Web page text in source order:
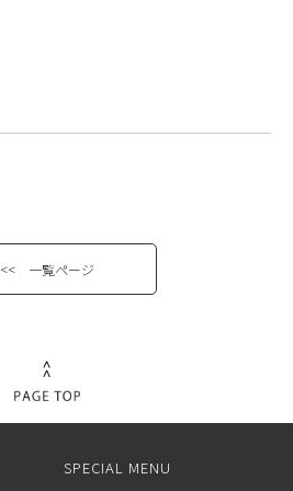
<< 一覧ページ
SPECIAL MENU